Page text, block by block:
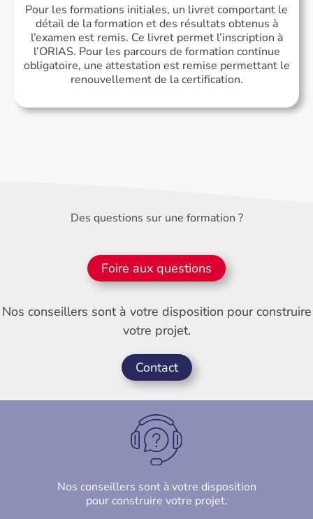
Pour les formations initiales, un livret comportant le
détail de la formation et des résultats obtenus à
l’examen est remis. Ce livret permet l’inscription à
l’ORIAS. Pour les parcours de formation continue
obligatoire, une attestation est remise permettant le
renouvellement de la certification.
Des questions sur une formation ?
Foire aux questions
Nos conseillers sont à votre disposition pour construire
votre projet.
Contact
Nos conseillers sont à votre disposition
pour construire votre projet.